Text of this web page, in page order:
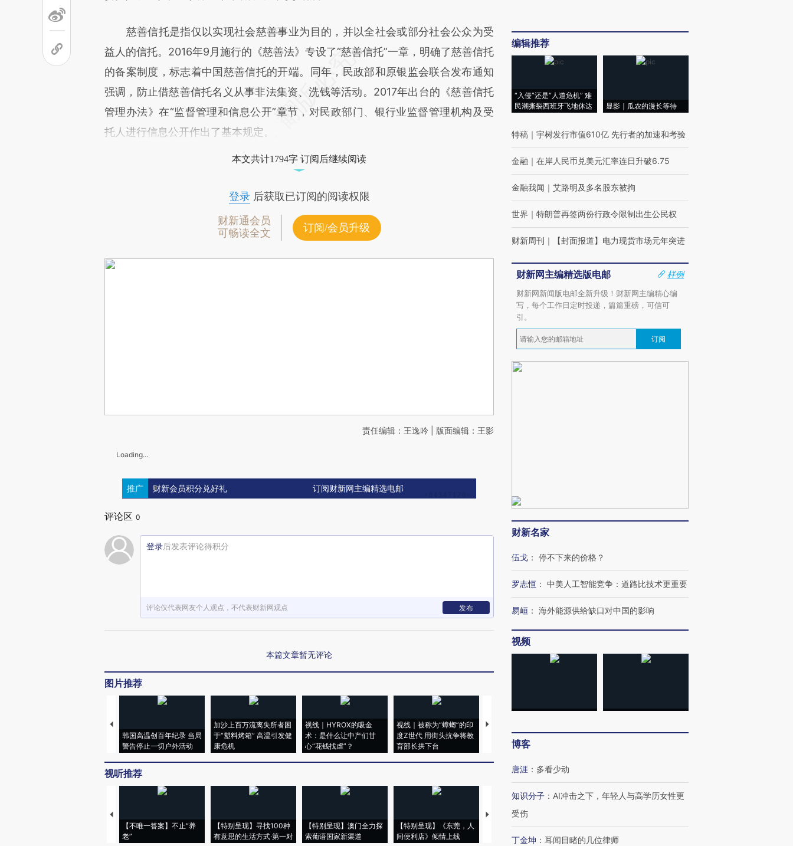
慈善信托是指仅以实现社会慈善事业为目的，并以全社会或部分社会公众为受
益人的信托。2016年9月施行的《慈善法》专设了“慈善信托”一章，明确了慈善信托
的备案制度，标志着中国慈善信托的开端。同年，民政部和原银监会联合发布通知
强调，防止借慈善信托名义从事非法集资、洗钱等活动。2017年出台的《慈善信托
管理办法》在“监督管理和信息公开”章节，对民政部门、银行业监督管理机构及受
托人进行信息公开作出了基本规定。
本文共计1794字 订阅后继续阅读
登录后获取已订阅的阅读权限
财新通会员
可畅读全文
订阅/会员升级
责任编辑：王逸吟 | 版面编辑：王影
Loading...
推广 财新会员积分兑好礼 订阅财新网主编精选电邮
评论区 0
登录后发表评论得积分
评论仅代表网友个人观点，不代表财新网观点 发布
本篇文章暂无评论
图片推荐
韩国高温创百年纪录 当局
警告停止一切户外活动
加沙上百万流离失所者困
于“塑料烤箱” 高温引发健
康危机
视线｜HYROX的吸金
术：是什么让中产们甘
心“花钱找虐”？
视线｜被称为“蟑螂”的印
度Z世代 用街头抗争将教
育部长拱下台
视线｜“入侵”还是“人道危
机”？难民潮撕裂西班牙
飞地休达
128毫米 紧急转移近
雨 3小时累计雨量超80毫
视听推荐
【不唯一答案】不止“养
老”
【特别呈现】寻找100种
有意思的生活方式·第一对
【特别呈现】澳门全力探
索葡语国家新渠道
【特别呈现】《东莞，人
间便利店》倾情上线
【推广】走进第四届链博
会，让数智科技“链”接产
【特别呈现】寻找100种
有意思的生活方式·第三对
CFO：不靠规模取胜，华
编辑推荐
“入侵”还是“人道危机” 难
民潮撕裂西班牙飞地休达
显影｜瓜农的漫长等待
特稿 ｜ 宇树发行市值610亿 先行者的加速和考验
金融 ｜ 在岸人民币兑美元汇率连日升破6.75
金融我闻 ｜ 艾路明及多名股东被拘
世界 ｜ 特朗普再签两份行政令限制出生公民权
财新周刊 ｜ 【封面报道】电力现货市场元年突进
财新网主编精选版电邮
样例
财新网新闻版电邮全新升级！财新网主编精心编
写，每个工作日定时投递，篇篇重磅，可信可
引。
订阅
财新名家
伍戈 ： 停不下来的价格？
罗志恒 ： 中美人工智能竞争：道路比技术更重要
易峘 ： 海外能源供给缺口对中国的影响
视频
博客
唐涯 ： 多看少动
知识分子 ： AI冲击之下，年轻人与高学历女性更
受伤
丁金坤 ： 耳闻目睹的几位律师